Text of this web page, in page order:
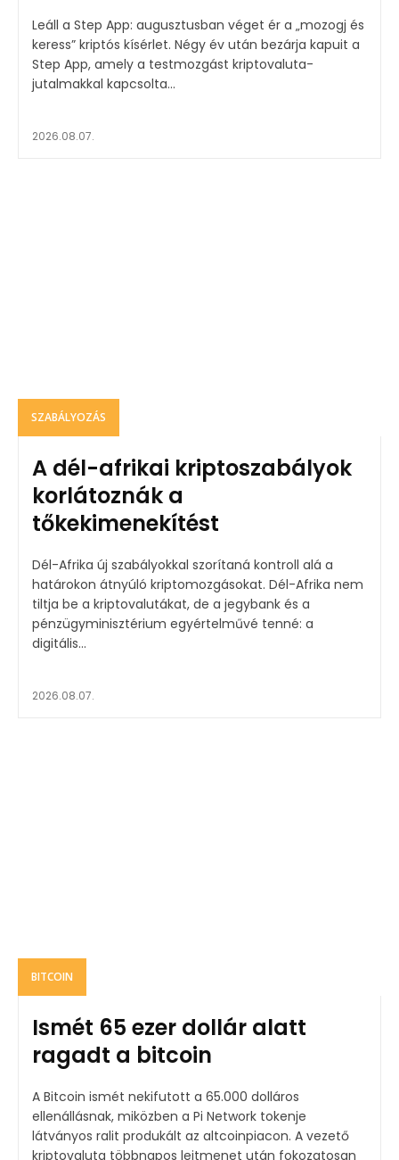
Leáll a Step App: augusztusban véget ér a „mozogj és
keress” kriptós kísérlet. Négy év után bezárja kapuit a
Step App, amely a testmozgást kriptovaluta-
jutalmakkal kapcsolta...
2026.08.07.
SZABÁLYOZÁS
A dél-afrikai kriptoszabályok
korlátoznák a
tőkekimenekítést
Dél-Afrika új szabályokkal szorítaná kontroll alá a
határokon átnyúló kriptomozgásokat. Dél-Afrika nem
tiltja be a kriptovalutákat, de a jegybank és a
pénzügyminisztérium egyértelművé tenné: a
digitális...
2026.08.07.
BITCOIN
Ismét 65 ezer dollár alatt
ragadt a bitcoin
A Bitcoin ismét nekifutott a 65.000 dolláros
ellenállásnak, miközben a Pi Network tokenje
látványos ralit produkált az altcoinpiacon. A vezető
kriptovaluta többnapos lejtmenet után fokozatosan